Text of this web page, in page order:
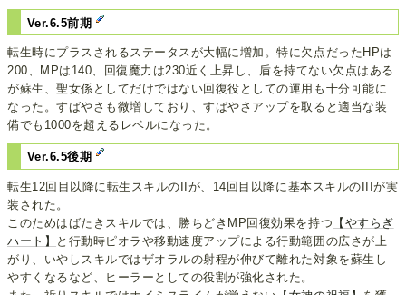
Ver.6.5前期
転生時にプラスされるステータスが大幅に増加。特に欠点だったHPは
200、MPは140、回復魔力は230近く上昇し、盾を持てない欠点はある
が蘇生、聖女係としてだけではない回復役としての運用も十分可能に
なった。すばやさも微増しており、すばやさアップを取ると適当な装
備でも1000を超えるレベルになった。
Ver.6.5後期
転生12回目以降に転生スキルのIIが、14回目以降に基本スキルのIIIが実
装された。
このためはばたきスキルでは、勝ちどきMP回復効果を持つ 【やすらぎ
ハート】
と行動時ピオラや移動速度アップによる行動範囲の広さが上
がり、いやしスキルではザオラルの射程が伸びて離れた対象を蘇生し
やすくなるなど、ヒーラーとしての役割が強化された。